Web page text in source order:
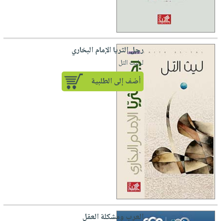
رجل الثريا الإمام البخاري
لـ ليث التل
أضف إلى الطلبية
العرب ومشكلة العقل